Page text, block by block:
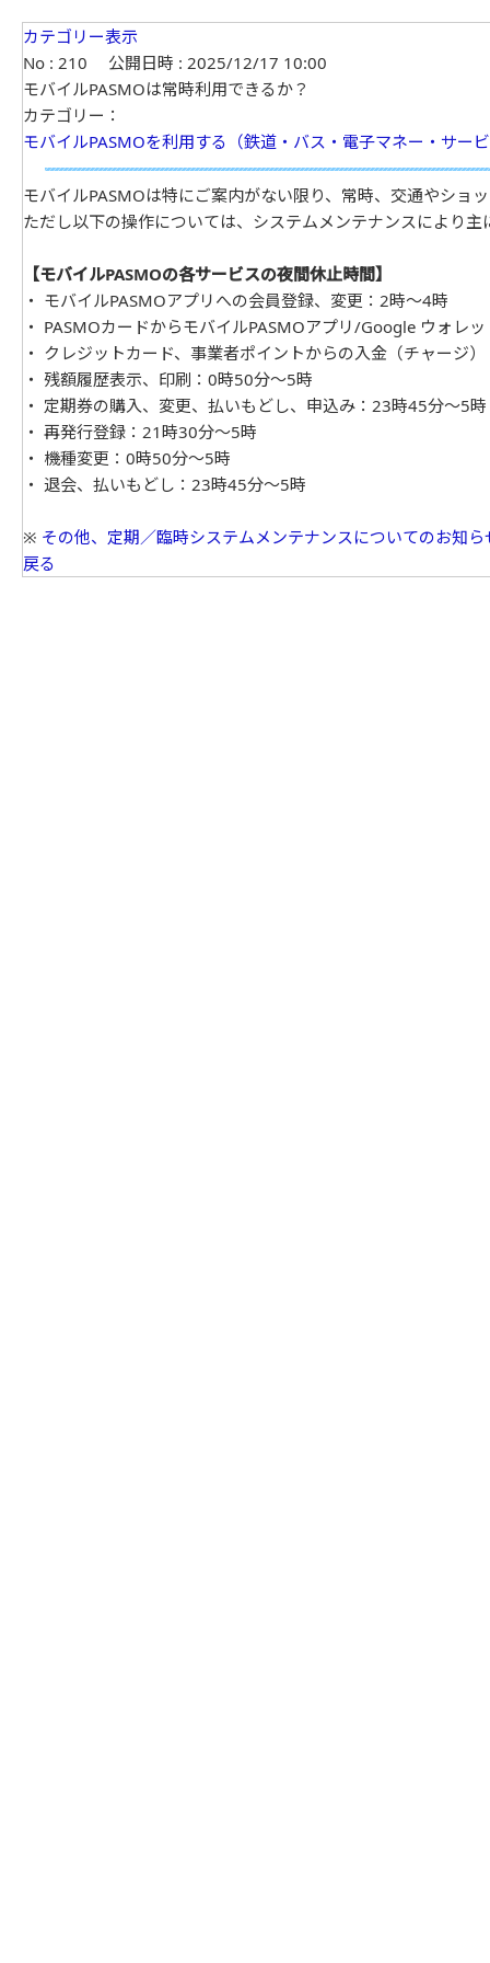
カテゴリー表示
No : 210
公開日時 : 2025/12/17 10:00
モバイルPASMOは常時利用できるか？
カテゴリー：
モバイルPASMOを利用する（鉄道・バス・電子マネー・サー
モバイルPASMOは特にご案内がない限り、常時、交通やショ
ただし以下の操作については、システムメンテナンスにより
【モバイルPASMOの各サービスの夜間休止時間】
・ モバイルPASMOアプリへの会員登録、変更：2時～4時
・ PASMOカードからモバイルPASMOアプリ/Google ウォレ
・ クレジットカード、事業者ポイントからの入金（チャージ
・ 残額履歴表示、印刷：0時50分～5時
・ 定期券の購入、変更、払いもどし、申込み：23時45分～5時
・ 再発行登録：21時30分～5時
・ 機種変更：0時50分～5時
・ 退会、払いもどし：23時45分～5時
※ その他、定期／臨時システムメンテナンスについてのお知
戻る